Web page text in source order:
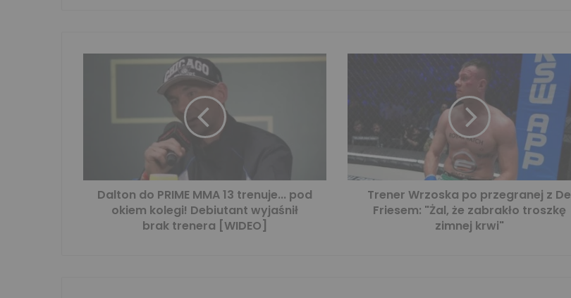
Dalton do PRIME MMA 13 trenuje... pod
okiem kolegi! Debiutant wyjaśnił
brak trenera [WIDEO]
Trener Wrzoska po przegranej z De
Friesem: "Żal, że zabrakło troszkę
zimnej krwi"